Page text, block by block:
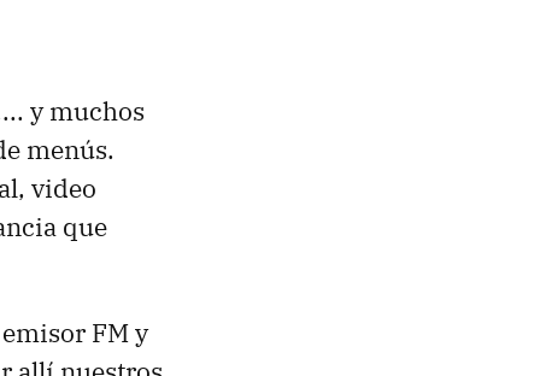
y muchos
menús.
video
que
FM y